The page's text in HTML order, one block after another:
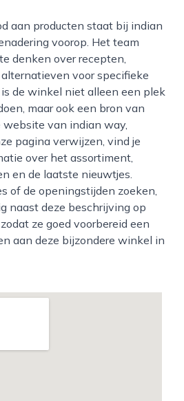
voorop. Het team
denken over recepten,
voor specifieke
de winkel niet alleen een plek
maar ook een bron van
website van indian way,
pagina verwijzen, vind je
over het assortiment,
en de laatste nieuwtjes.
of de openingstijden zoeken,
naast deze beschrijving op
ze goed voorbereid een
aan deze bijzondere winkel in